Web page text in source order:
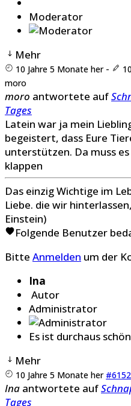
Moderator
Mehr
10 Jahre 5 Monate her-
moro
moro antwortete auf
Tages
Latein war ja mein
begeistert, dass Eure
unterstützen. Da muss
klappen
Das einzig Wichtige im
Liebe. die wir
Einstein)
Folgende Benutzer
Bitte Anmelden um der
Ina
Autor
Administrator
Es ist durchaus
Mehr
10 Jahre 5 Monate her #6152
Ina antwortete auf
Tages